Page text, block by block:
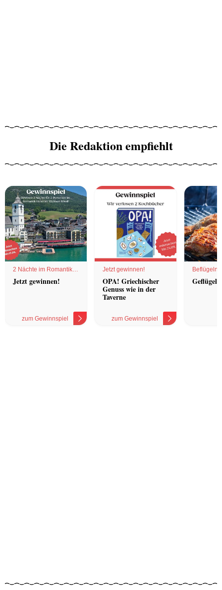
Die Redaktion empfiehlt
2 Nächte im Romantik
Hotel
Jetzt gewinnen!
zum Gewinnspiel
Jetzt gewinnen!
OPA! Griechischer
Genuss wie in der
Taverne
zum Gewinnspiel
Geflügel